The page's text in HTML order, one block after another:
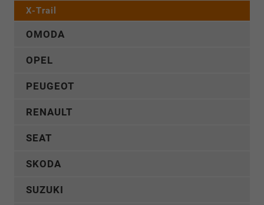
X-Trail
OMODA
OPEL
PEUGEOT
RENAULT
SEAT
SKODA
SUZUKI